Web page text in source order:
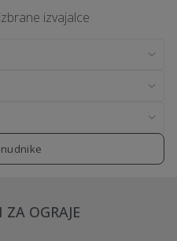
izvajalce
OGRAJE